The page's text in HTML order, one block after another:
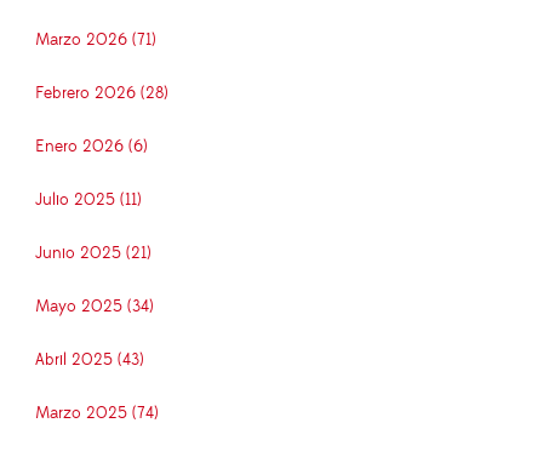
Marzo 2026 (71)
Febrero 2026 (28)
Enero 2026 (6)
Julio 2025 (11)
Junio 2025 (21)
Mayo 2025 (34)
Abril 2025 (43)
Marzo 2025 (74)